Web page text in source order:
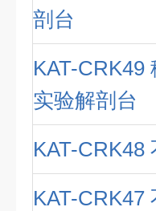
剖台
KAT-CRK49
实验解剖台
KAT-CRK48
KAT-CRK47